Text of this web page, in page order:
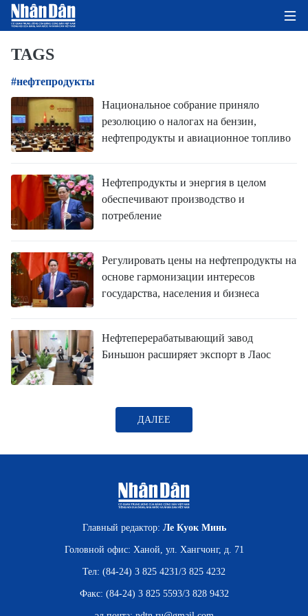
ПОЛИТИКА
ОБЩЕСТВО
КУЛЬТУРА
ДОБРО ПОЖАЛОВАТЬ ВО
МОСТ ДРУЖБЫ
ВСТРЕЧИ - ДИАЛОГИ
О ГАЗЕТЕ «НЯНЗАН»
ENGLISH
TAGS
#нефтепродукты
Национальное собрание приняло
резолюцию о налогах на бензин,
нефтепродукты и авиационное топливо
Нефтепродукты и энергия в целом
обеспечивают производство и
потребление
Регулировать цены на нефтепродукты на
основе гармонизации интересов
государства, населения и бизнеса
Нефтеперерабатывающий завод
Биньшон расширяет экспорт в Лаос
ДАЛЕЕ
Главный редактор: Ле Куок Минь
Головной офис: Ханой, ул. Хангчонг, д. 71
Тел: (84-24) 3 825 4231/3 825 4232
Факс: (84-24) 3 825 5593/3 828 9432